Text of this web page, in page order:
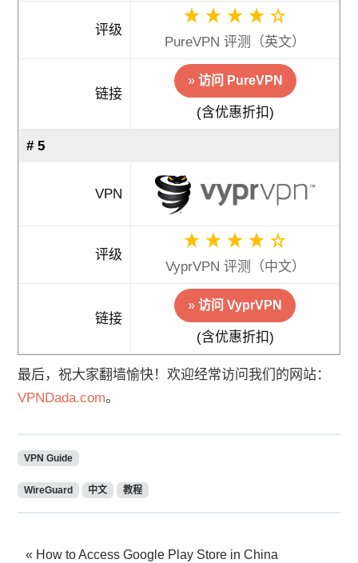
评级
PureVPN 评测（英文）
链接
» 访问 PureVPN
(含优惠折扣)
# 5
VPN
评级
VyprVPN 评测（中文）
链接
» 访问 VyprVPN
(含优惠折扣)
最后，祝大家翻墙愉快！欢迎经常访问我们的网站：
VPNDada.com。
VPN Guide
WireGuard 中文 教程
How to Access Google Play Store in China